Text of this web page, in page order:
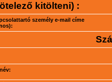
kitölteni) :
személy e-mail címe